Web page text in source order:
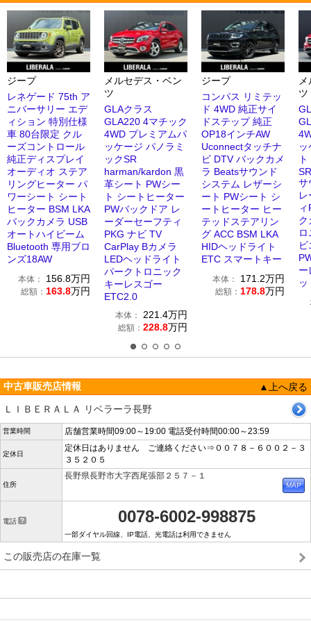
ジープ
レネゲード 75th ア
ニバーサリー エデ
ィション 特別仕様
車 80台限定 クル
ーズコントロール
純正ディスプレイ
オーディオ ステア
リングヒーター パ
ワーシート シート
ヒーター BSM LKA
バックカメラ USB
オートハイビーム
Bluetooth 専用ブロ
ンズ18AW
本体： 156.8万円
総額： 163.8万円
メルセデス・ベン
ツ
GLAクラス
GLA220 4マチック
4WD プレミアムパ
ッケージ パノラミ
ックSR
harman/kardon 黒
革シート PWシー
ト シートヒーター
PWバックドア レ
ーダーセーフティ
PKG ナビ TV
CarPlay Bカメラ
LEDヘッドライト
パークトロニック
キーレスゴー
ETC2.0
本体： 221.4万円
総額： 228.8万円
ジープ
コンパス リミテッ
ド 4WD 純正サイ
ドステップ 純正
OP18インチAW
Uconnectタッチナ
ビ DTV バックカメ
ラ Beatsサウンド
システム レザーシ
ート PWシート シ
ートヒーター ヒー
テッドステアリン
グ ACC BSM LKA
HIDヘッドライト
ETC スマートキー
本体： 171.2万円
総額： 178.8万円
ツ
サ
ク
ー
中古車販売店情報
▲上へ戻る
ＬＩＢＥＲＡＬＡ リベラーラ長野
営業時間 店舗営業時間09:00～19:00 電話受付時間00:00～23:59
定休日
定休日はありません ご連絡ください⇒００７８－６００２－３
３５２０５
住所
長野県長野市大字西尾張部２５７－１
電話 0078-6002-998875
一部ダイヤル回線、IP電話、光電話は利用できません
この販売店の在庫一覧